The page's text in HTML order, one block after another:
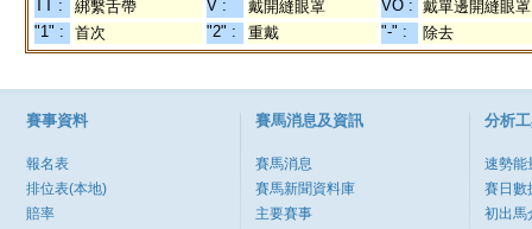
TT : 綁繫舌帶 V : 戴開縫眼罩 VO : 戴單邊開縫眼罩
"1" :
首次 "2" : 重戴 "-" : 除去
賽事資料
報名表
排位表(本地)
賠率
賽馬消息及資訊
賽馬消息
賽馬新聞資料庫
主要賽事
分析
速勢能
賽日數
初出馬